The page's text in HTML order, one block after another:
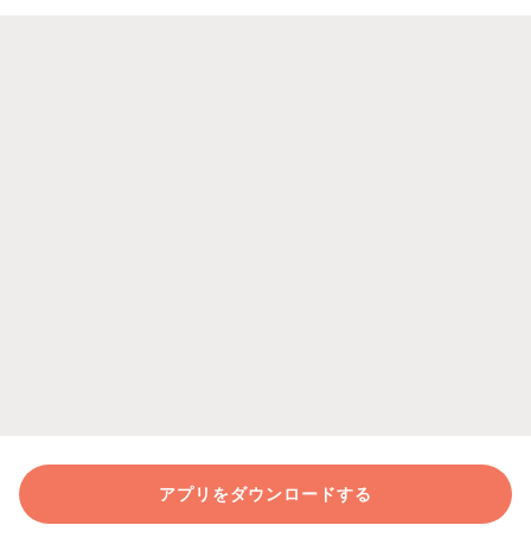
アプリをダウンロードする